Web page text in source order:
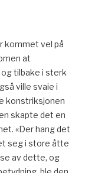
kommet vel på
at
tilbake i sterk
ville svaie i
konstriksjonen
skapte det en
«Der hang det
seg i store åtte
av dette, og